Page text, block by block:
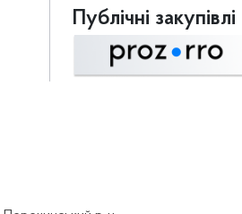
Публічні закупівлі